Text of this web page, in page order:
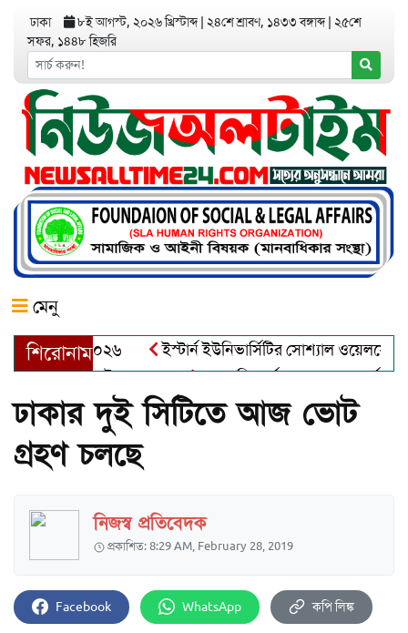
ঢাকা ৮ই আগস্ট, ২০২৬ খ্রিস্টাব্দ ২৪শে শ্রাবণ, ১৪৩৩ বঙ্গাব্দ ২৫শে
সফর, ১৪৪৮ হিজরি
মেনু
শিরোনাম
ইস্টার্ন ইউনিভার্সিটির সোশ্যাল ওয়েলফেয়ার
খালেক এর ইন্তেকাল
আত্মশুদ্ধি অর্জন ও অশুভকে বর্জন করে
ঢাকার দুই সিটিতে আজ ভোট
গ্রহণ চলছে
নিজস্ব প্রতিবেদক
প্রকাশিত: 8:29 AM, February 28, 2019
Facebook WhatsApp কপি লিঙ্ক